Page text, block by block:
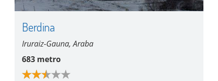
Berdina
Iruraiz-Gauna, Araba
683 metro